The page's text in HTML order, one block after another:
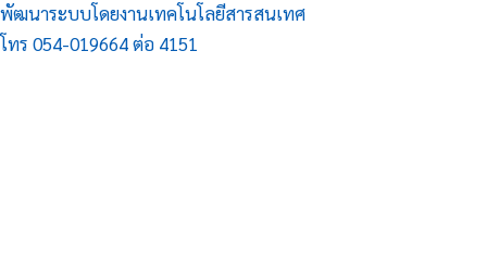
พัฒนาระบบโดยงานเทคโนโลยีสารสนเทศ
โทร 054-019664 ต่อ 4151